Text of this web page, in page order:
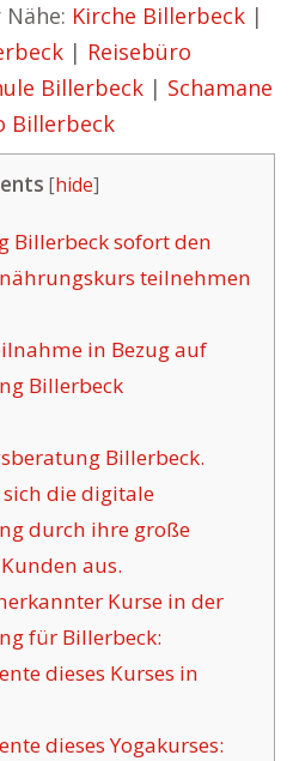
Kirche Billerbeck |
| Reisebüro
Billerbeck | Schamane
Billerbeck
[hide]
Billerbeck sofort den
teilnehmen
in Bezug auf
Billerbeck
Billerbeck.
die digitale
durch ihre große
aus.
Kurse in der
für Billerbeck:
dieses Kurses in
dieses Yogakurses: